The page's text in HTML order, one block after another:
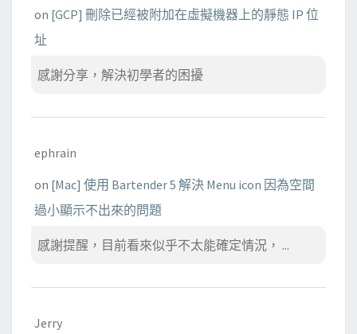
on [GCP] 刪除已經被附加在虛擬機器上的靜態 IP 位
址
感謝分享，解決初學者的困擾
ephrain
on [Mac] 使用 Bartender 5 解決 Menu icon 因為空間
過小顯示不出來的問題
感謝提醒，目前看來似乎不太能確定情況， ...
Jerry